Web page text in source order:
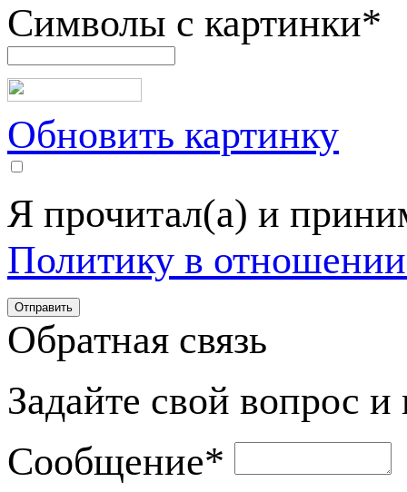
Символы с картинки*
Обновить картинку
Я прочитал(а) и
Политику в
Обратная связь
Задайте свой вопрос
Сообщение*